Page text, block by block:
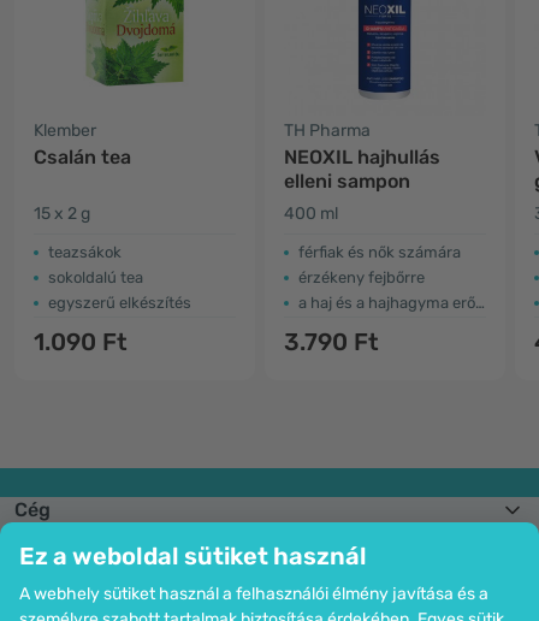
Ez a weboldal sütiket használ
A webhely sütiket használ a felhasználói élmény javítása és a
Klember
Csalán tea
15 x 2 g
teazsákok
sokoldalú tea
egyszerű elkészítés
1.090 Ft
TH Pharma
NEOXIL hajhullás
elleni sampon
400 ml
férfiak és nők számára
érzékeny fejbőrre
a haj és a hajhagyma erősítése
3.790 Ft
Cég
Csatlakozzon hozzánk
Segítség és megrendelések